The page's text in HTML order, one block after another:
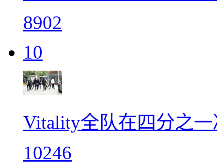
8902
10
Vitality全队在四分之
10246